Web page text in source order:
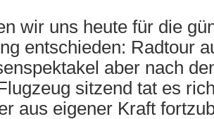
wir uns heute für die
entschieden: Radtour
aber nach
sitzend tat es
aus eigener Kraft